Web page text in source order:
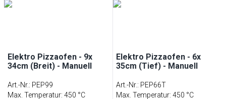
Elektro Pizzaofen - 9x
34cm (Breit) - Manuell
Art.-Nr.: PEP99
Max. Temperatur: 450 °C
Elektro Pizzaofen - 6x
35cm (Tief) - Manuell
Art.-Nr.: PEP66T
Max. Temperatur: 450 °C